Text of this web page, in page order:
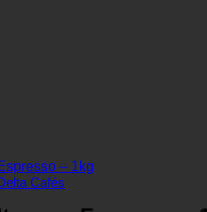
Cafés